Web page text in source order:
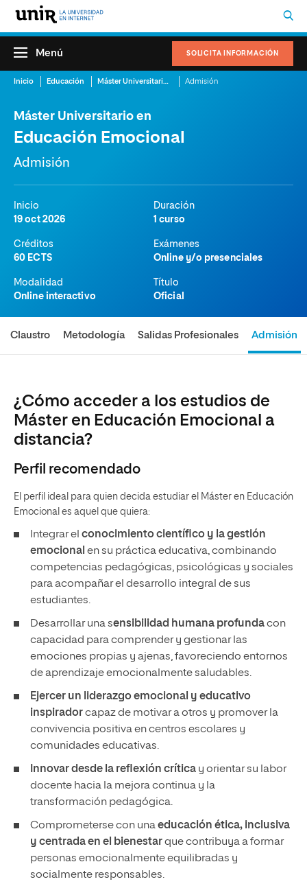
SOLICITA INFORMACIÓN
Menú
Inicio Educación Máster Universitario en Educación Emocional Admisión
Máster Universitario en
Educación Emocional
Admisión
Inicio
19 oct 2026
Duración
1 curso
Créditos
60 ECTS
Exámenes
Online y/o presenciales
Modalidad
Online interactivo
Título
Oficial
Claustro Metodología Salidas Profesionales Admisión
¿Cómo acceder a los estudios de
Máster en Educación Emocional a
distancia?
Perfil recomendado
El perfil ideal para quien decida estudiar el Máster en Educación
Emocional es aquel que quiera:
Integrar el conocimiento científico y la gestión
emocional en su práctica educativa, combinando
competencias pedagógicas, psicológicas y sociales
para acompañar el desarrollo integral de sus
estudiantes.
Desarrollar una sensibilidad humana profundacon
capacidad para comprender y gestionar las
emociones propias y ajenas, favoreciendo entornos
de aprendizaje emocionalmente saludables.
Ejercer un liderazgo emocional y educativo
inspiradorcapaz de motivar a otros y promover la
convivencia positiva en centros escolares y
comunidades educativas.
Innovar desde la reflexión crítica y orientar su labor
docente hacia la mejora continua y la
transformación pedagógica.
Comprometerse con unaeducación ética, inclusiva
y centrada en el bienestarque contribuya a formar
personas emocionalmente equilibradas y
socialmente responsables.